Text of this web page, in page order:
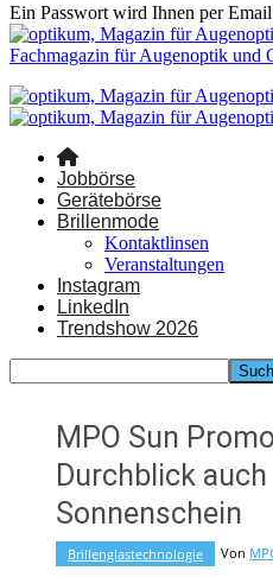
Ein Passwort wird Ihnen per
Fachmagazin für Augenoptik und
Jobbörse
Gerätebörse
Brillenmode
Kontaktlinsen
Veranstaltungen
Instagram
LinkedIn
Trendshow 2026
MPO Sun
Durchblick auch
Sonnenschein
Brillenglastechnologie Von